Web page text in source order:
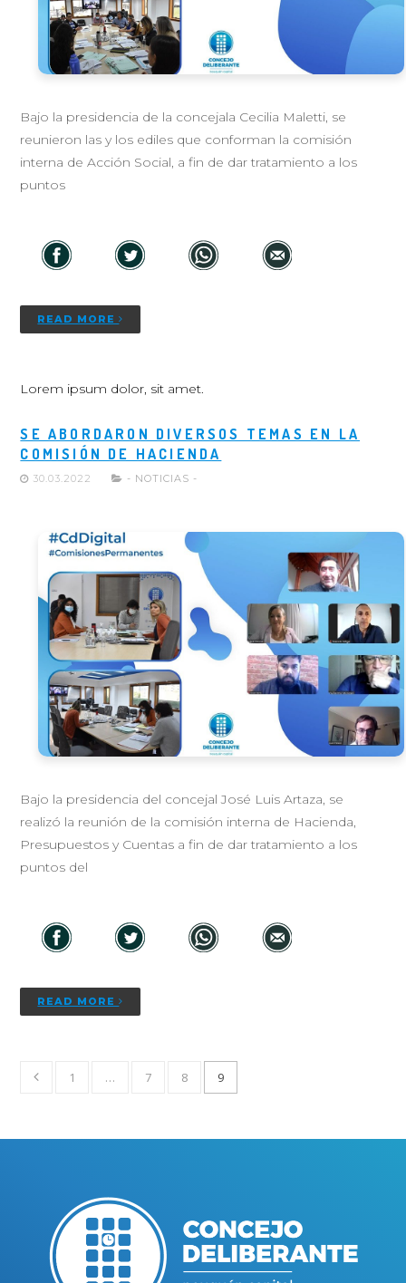
Bajo la presidencia de la concejala Cecilia Maletti, se
reunieron las y los ediles que conforman la comisión
interna de Acción Social, a fin de dar tratamiento a los
puntos
READ MORE
Lorem ipsum dolor, sit amet.
SE ABORDARON DIVERSOS TEMAS EN LA
COMISIÓN DE HACIENDA
30.03.2022 - NOTICIAS -
Bajo la presidencia del concejal José Luis Artaza, se
realizó la reunión de la comisión interna de Hacienda,
Presupuestos y Cuentas a fin de dar tratamiento a los
puntos del
READ MORE
1 … 7 8 9